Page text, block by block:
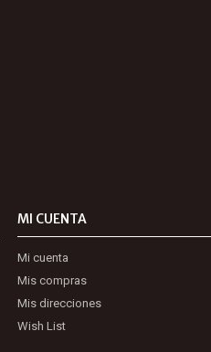
MI CUENTA
Mi cuenta
Mis compras
Mis direcciones
Wish List